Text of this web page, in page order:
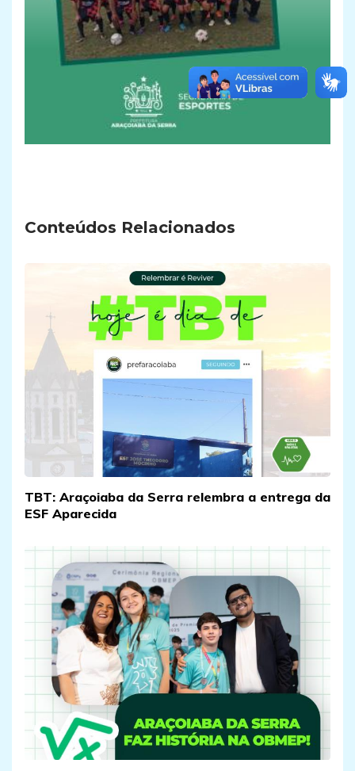
Conteúdos Relacionados
TBT: Araçoiaba da Serra relembra a entrega da
ESF Aparecida